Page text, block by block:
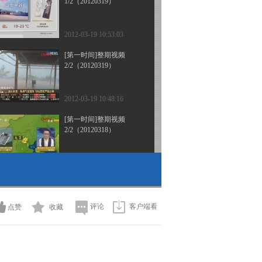
2012-03-19 10:53:03
[第一时间]整期视频
2/2（20120319）
2012-03-19 10:48:16
[第一时间]整期视频
2/2（20120318）
2012-03-18 10:08:57
点赞 收藏 评论 客户端看